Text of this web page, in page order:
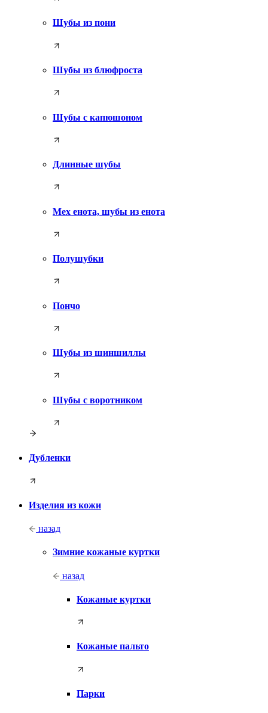
Шубы из пони
Шубы из блюфроста
Шубы с капюшоном
Длинные шубы
Мех енота, шубы из енота
Полушубки
Пончо
Шубы из шиншиллы
Шубы с воротником
Дубленки
Изделия из кожи
назад
Зимние кожаные куртки
назад
Кожаные куртки
Кожаные пальто
Парки